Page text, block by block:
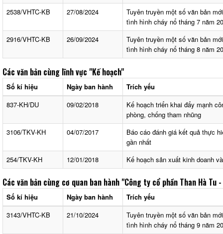
2538/VHTC-KB
27/08/2024
Tuyên truyền một số văn bản
tình hình cháy nổ tháng 7 năm
2916/VHTC-KB
26/09/2024
Tuyên truyền một số văn bản
tình hình cháy nổ tháng 8 năm
Các văn bản cùng lĩnh vực "Kế hoạch"
Số kí hiệu Ngày ban hành
Trích yếu
837-KH/DU
09/02/2018
Kế hoạch triển khai đẩy mạnh
phòng, chống tham nhũng
3106/TKV-KH
04/07/2017
Báo cáo đánh giá kết quả thực
gần nhất
254/TKV-KH
12/01/2018 Kế hoạch sản xuất kinh doanh
Các văn bản cùng cơ quan ban hành "Công ty cổ phần Than Hà Tu
Số kí hiệu Ngày ban hành
Trích yếu
3143/VHTC-KB
21/10/2024
Tuyên truyền một số văn bản
tình hình cháy nổ tháng 9 năm